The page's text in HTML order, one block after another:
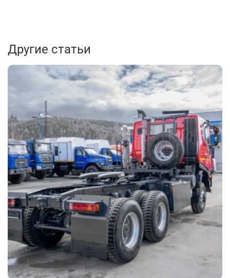
Другие статьи